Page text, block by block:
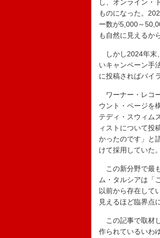
し、オンライン・
ものになった。
ー数が5,000～
も自然に見えるか
しかし2024年末
いキャンペーン手
に投稿さればバイ
ワーナー・レコ
ウント・ページを
テディ・スウィム
ィストについて投
かったのです」と
けて採用していた。
この新分野で最
ム・タルシアは「
以前から存在して
見えるほど臨界点
この記事で取材
作られているいわ